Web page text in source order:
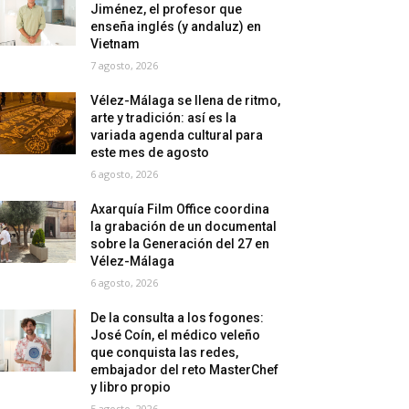
Jiménez, el profesor que
enseña inglés (y andaluz) en
Vietnam
7 agosto, 2026
Vélez-Málaga se llena de ritmo,
arte y tradición: así es la
variada agenda cultural para
este mes de agosto
6 agosto, 2026
Axarquía Film Office coordina
la grabación de un documental
sobre la Generación del 27 en
Vélez-Málaga
6 agosto, 2026
De la consulta a los fogones:
José Coín, el médico veleño
que conquista las redes,
embajador del reto MasterChef
y libro propio